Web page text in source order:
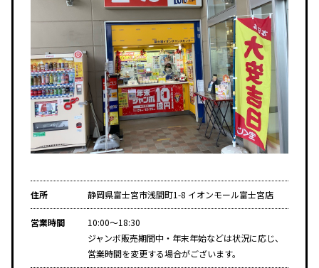
住所 静岡県富士宮市浅間町1-8 イオンモール富士宮店
営業時間
10:00～18:30
ジャンボ販売期間中・年末年始などは状況に応じ、
営業時間を変更する場合がございます。